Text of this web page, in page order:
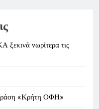
νωρίτερα τις
«Κρήτη ΟΦΗ»